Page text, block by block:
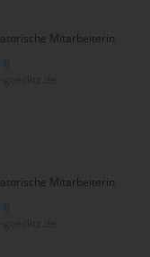
Mitarbeiterin
8
goerlitz.de
Mitarbeiterin
8
goerlitz.de